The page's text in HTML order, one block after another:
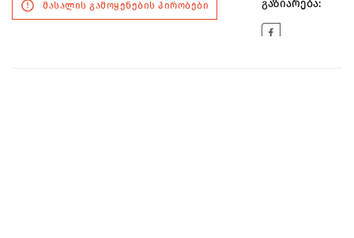
მასალის გამოყენების პირობები გაზიარება: